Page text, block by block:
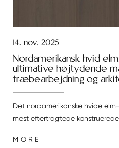
14. nov. 2025
Nordamerikansk hvid
ultimative højtydende
træbearbejdning og
Det nordamerikanske hvide
mest eftertragtede
æstetik. 1. Produkt
M O R E